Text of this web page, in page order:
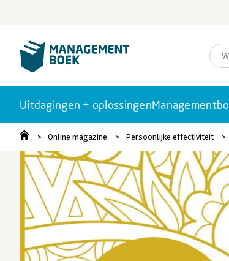
Uitdagingen + oplossingen
Online magazine Persoonlijke effectiviteit